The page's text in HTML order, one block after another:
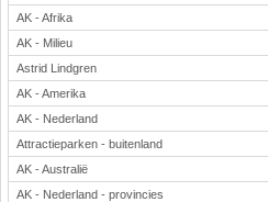
AK - Afrika
AK - Milieu
Astrid Lindgren
AK - Amerika
AK - Nederland
Attractieparken - buitenland
AK - Australië
AK - Nederland - provincies